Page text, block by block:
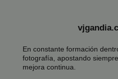
En constante formación
fotografía, apostando
mejora continua.